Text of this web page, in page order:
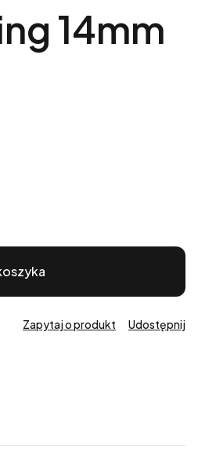
14mm
Zapytaj o produkt Udostępnij